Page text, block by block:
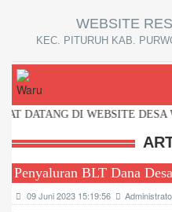
WEBSITE
KEC. PITURUH KAB.
DI WEBSITE DESA
Penyaluran BLT Dana
09 Juni 2023 15:19:56